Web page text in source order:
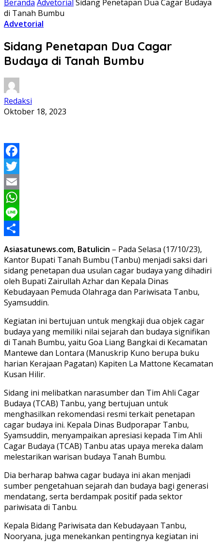
Beranda Advetorial Sidang Penetapan Dua Cagar Budaya
di Tanah Bumbu
Advetorial
Sidang Penetapan Dua Cagar
Budaya di Tanah Bumbu
Redaksi
Oktober 18, 2023
Facebook
Twitter
Email
WhatsApp
Line
Share
Asiasatunews.com, Batulicin – Pada Selasa (17/10/23),
Kantor Bupati Tanah Bumbu (Tanbu) menjadi saksi dari
sidang penetapan dua usulan cagar budaya yang dihadiri
oleh Bupati Zairullah Azhar dan Kepala Dinas
Kebudayaan Pemuda Olahraga dan Pariwisata Tanbu,
Syamsuddin.
Kegiatan ini bertujuan untuk mengkaji dua objek cagar
budaya yang memiliki nilai sejarah dan budaya signifikan
di Tanah Bumbu, yaitu Goa Liang Bangkai di Kecamatan
Mantewe dan Lontara (Manuskrip Kuno berupa buku
harian Kerajaan Pagatan) Kapiten La Mattone Kecamatan
Kusan Hilir.
Sidang ini melibatkan narasumber dan Tim Ahli Cagar
Budaya (TCAB) Tanbu, yang bertujuan untuk
menghasilkan rekomendasi resmi terkait penetapan
cagar budaya ini. Kepala Dinas Budporapar Tanbu,
Syamsuddin, menyampaikan apresiasi kepada Tim Ahli
Cagar Budaya (TCAB) Tanbu atas upaya mereka dalam
melestarikan warisan budaya Tanah Bumbu.
Dia berharap bahwa cagar budaya ini akan menjadi
sumber pengetahuan sejarah dan budaya bagi generasi
mendatang, serta berdampak positif pada sektor
pariwisata di Tanbu.
Kepala Bidang Pariwisata dan Kebudayaan Tanbu,
Nooryana, juga menekankan pentingnya kegiatan ini